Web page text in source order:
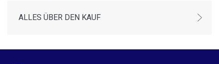
ALLES ÜBER DEN KAUF